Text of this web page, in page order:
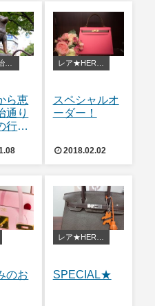
ら恵
通り
行き
スペシャルオ
ーダー！
2018.02.02
のお
SPECIAL★